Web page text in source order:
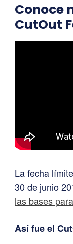
Conoce
CutOut
La fecha
30 de junio
las bases
Así fue el